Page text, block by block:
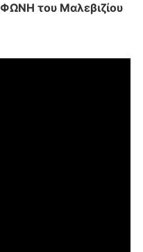
ΦΩΝΗ του Μαλεβιζίου